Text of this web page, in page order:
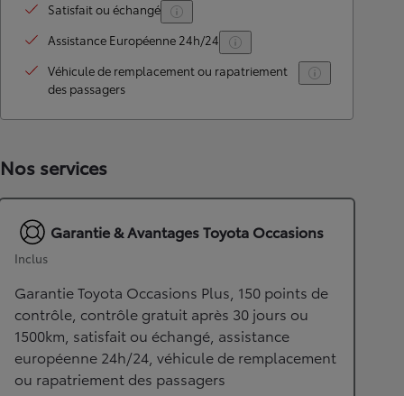
Satisfait ou échangé
Assistance Européenne 24h/24
Véhicule de remplacement ou rapatriement
des passagers
Nos services
Garantie & Avantages Toyota Occasions
Inclus
Garantie Toyota Occasions Plus, 150 points de
contrôle, contrôle gratuit après 30 jours ou
1500km, satisfait ou échangé, assistance
européenne 24h/24, véhicule de remplacement
ou rapatriement des passagers